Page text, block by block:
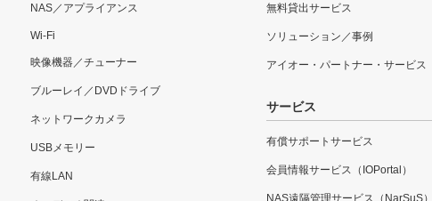
NAS／アプライアンス
Wi-Fi
映像機器／チューナー
ブルーレイ／DVDドライブ
ネットワークカメラ
USBメモリー
有線LAN
無料貸出サービス
ソリューション／事例
アイオー・パートナー・サービス
サービス
有償サポートサービス
会員情報サービス（IOPortal）
NAS遠隔管理サービス（NarSuS）